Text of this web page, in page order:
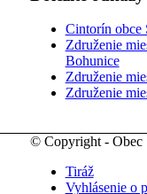
Cintorín obce
Združenie
Bohunice
Združenie
Združenie
© Copyright - Obec
Tiráž
Vyhlásenie o